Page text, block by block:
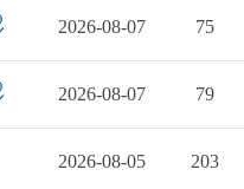
2026-08-07 75
2026-08-07 79
2026-08-05 203